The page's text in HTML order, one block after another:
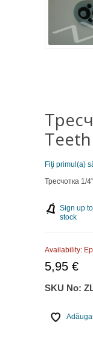
Fiţi primul(a)
Тресчотка 1/
Sign up
stock
Availability:
5,95 €
SKU No: